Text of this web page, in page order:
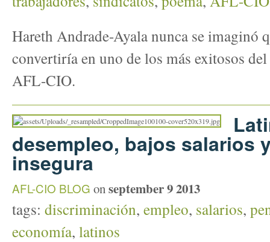
Hareth Andrade-Ayala nunca se imaginó
convertiría en uno de los más exitosos
AFL-CIO.
desempleo, bajos salarios
insegura
AFL-CIO BLOG onseptember 9 2013
tags: discriminación, empleo, salarios,
economía, latinos